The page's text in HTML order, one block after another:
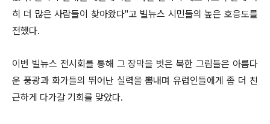
히 더 많은 사람들이 찾아왔다"고 빌뉴스 시민들의 높은 호응도를
전했다.
이번 빌뉴스 전시회를 통해 그 장막을 벗은 북한 그림들은 아름다
운 풍광과 화가들의 뛰어난 실력을 뽐내며 유럽인들에게 좀 더 친
근하게 다가갈 기회를 맞았다.